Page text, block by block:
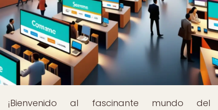
¡Bienvenido al fascinante mundo del